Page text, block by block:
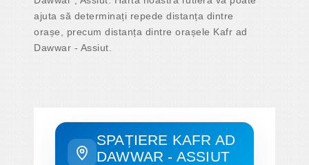
ajuta să determinați repede distanța dintre
orașe, precum distanța dintre orașele Kafr ad
Dawwar - Assiut.
SPAȚIERE KAFR AD
DAWWAR - ASSIUT